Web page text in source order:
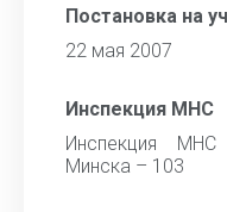
Постановка на
22 мая 2007
Инспекция МНС
Инспекция
Минска – 103